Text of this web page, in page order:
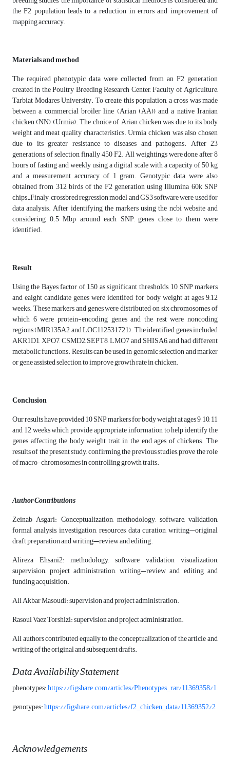
the F2 population leads to a reduction in errors and improvement of
mapping accuracy.
Materials and method
The required phenotypic data were collected from an F2 generation
created in the Poultry Breeding Research Center, Faculty of Agriculture,
Tarbiat Modares University. To create this population, a cross was made
between a commercial broiler line (Arian (AA)) and a native Iranian
chicken (NN) (Urmia). The choice of Arian chicken was due to its body
weight and meat quality characteristics. Urmia chicken was also chosen
due to its greater resistance to diseases and pathogens. After 23
generations of selection, finally 450 F2. All weightings were done after 8
hours of fasting and weekly using a digital scale with a capacity of 50 kg
and a measurement accuracy of 1 gram. Genotypic data were also
obtained from 312 birds of the F2 generation using Illumina 60k SNP
chips. ّFinaly, crossbred regression model and GS3 software were used for
data analysis. After identifying the markers using the ncbi website and
considering 0.5 Mbp around each SNP, genes close to them were
identified.
Result
Using the Bayes factor of 150 as significant thresholds, 10 SNP markers
and eaight candidate genes were identifed for body weight at ages 9–12
weeks. These markers and genes were distributed on six chromosomes of
which 6 were protein-encoding genes and the rest were noncoding
regions (MIR135A2 and LOC112531721). The identified genes included
AKR1D1, XPO7, CSMD2, SEPT8, LMO7 and SHISA6, and had different
metabolic functions. Results can be used in genomic selection and marker
or gene assisted selection to improve growth rate in chicken.
Conclusion
Our results have provided 10 SNP markers for body weight at ages 9, 10, 11
and 12 weeks which provide appropriate information to help identify the
genes affecting the body weight trait in the end ages of chickens. The
results of the present study, confirming the previous studies, prove the role
of macro-chromosomes in controlling growth traits.
Author Contributions
Zeinab Asgari: Conceptualization, methodology, software, validation,
formal analysis, investigation, resources, data curation, writing—original
draft preparation and writing—review and editing.
Alireza Ehsani2: methodology, software, validation visualization,
supervision, project administration, writing—review and editing and
funding acquisition.
Ali Akbar Masoudi: supervision and project administration.
Rasoul Vaez Torshizi: supervision and project administration.
All authors contributed equally to the conceptualization of the article and
writing of the original and subsequent drafts.
Data Availability Statement
phenotypes:https://figshare.com/articles/Phenotypes_rar/11369358/1
genotypes:https://figshare.com/articles/f2_chicken_data/11369352/2
Acknowledgements